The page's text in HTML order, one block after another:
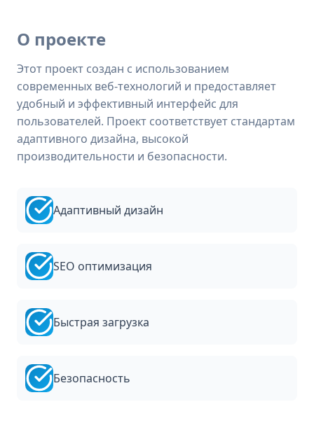
О проекте
Этот проект создан с использованием
современных веб-технологий и предоставляет
удобный и эффективный интерфейс для
пользователей. Проект соответствует стандартам
адаптивного дизайна, высокой
производительности и безопасности.
Адаптивный дизайн
SEO оптимизация
Быстрая загрузка
Безопасность